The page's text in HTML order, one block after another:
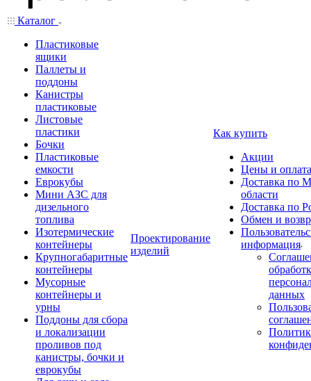
Каталог
Пластиковые
ящики
Паллеты и
поддоны
Канистры
пластиковые
Листовые
пластики
Бочки
Пластиковые
емкости
Еврокубы
Мини АЗС для
дизельного
топлива
Изотермические
контейнеры
Крупногабаритные
контейнеры
Мусорные
контейнеры и
урны
Поддоны для сбора
и локализации
проливов под
канистры, бочки и
еврокубы
Проектирование
изделий
Как купить
Акции
Цены и оплата
Доставка по
области
Доставка по
Обмен и
информация
данных